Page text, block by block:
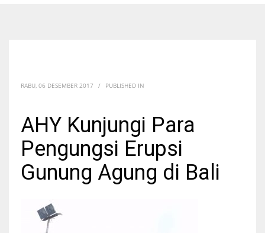
RABU, 06 DESEMBER 2017 / PUBLISHED IN
AHY Kunjungi Para
Pengungsi Erupsi
Gunung Agung di Bali